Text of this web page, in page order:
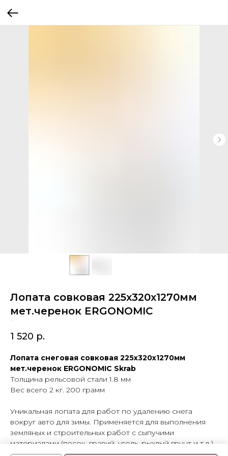
Лопата совковая 225х320х1270мм
мет.черенок ERGONOMIC
1 520 р.
Лопата снеговая совковая 225х320х1270мм
мет.черенок ERGONOMIC Skrab
Толщина рельсовой стали 1.8 мм
Вес всего 2 кг. 200 грамм
Уникальная лопата для работ по удалению снега
вокруг авто для зимы. Применяется для выполнения
земляных и строительных работ с сыпучими
материалами (песок, гравий, уголь, рыхлый грунт и т.д.).
А так же любых работ в саду.